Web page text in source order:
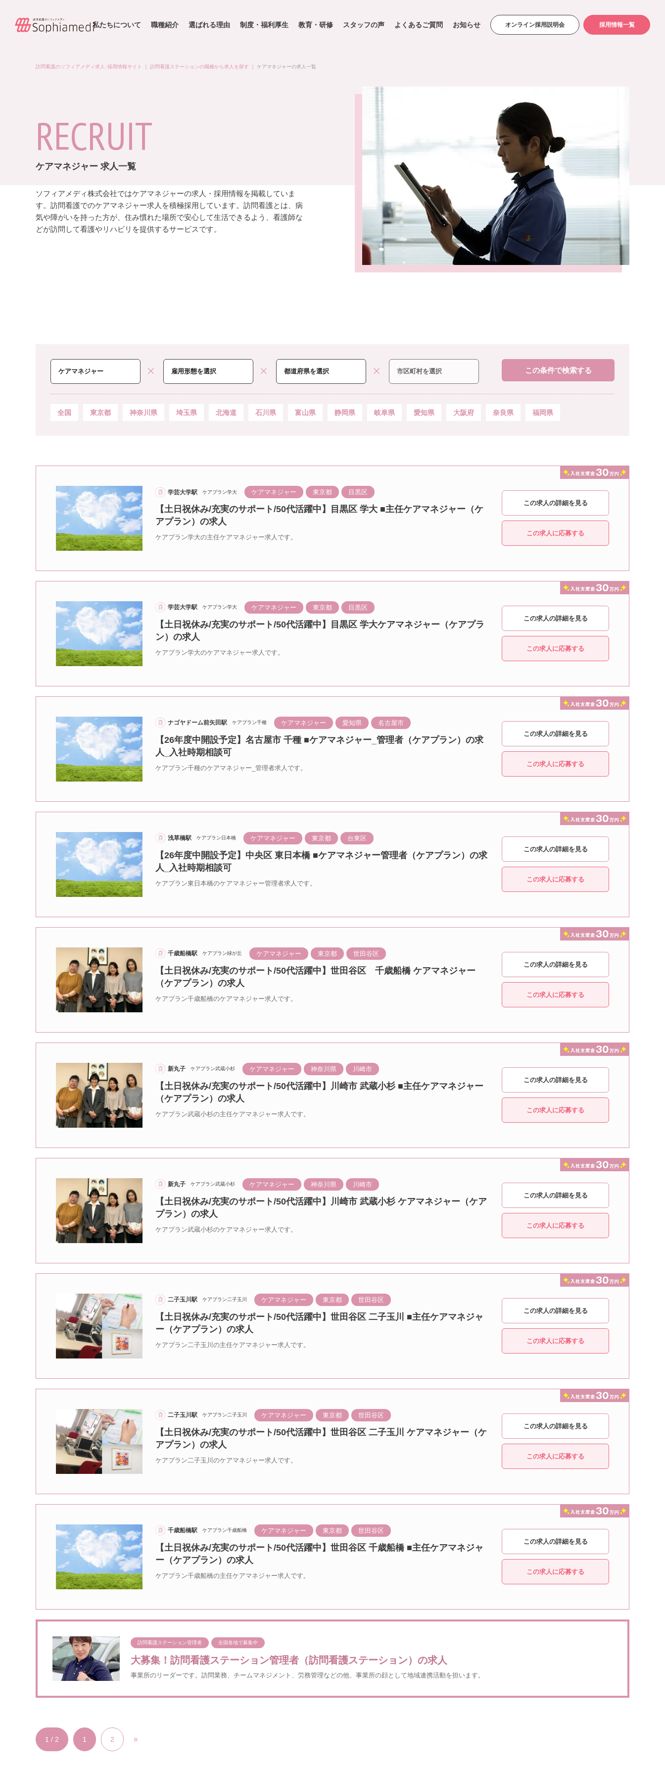
私たちについて 職種紹介 選ばれる理由 制度・福利厚生 教育・研修 スタッフの声 よくあるご質問 お知らせ オンライン採用説明会 採用情報一覧
訪問看護のソフィアメディ求人･採用情報サイト 訪問看護ステーションの職種から求人を探す ケアマネジャーの求人一覧
RECRUIT
ケアマネジャー 求人一覧
ソフィアメディ株式会社ではケアマネジャーの求人・採用情報を掲載していま
す。訪問看護でのケアマネジャー求人を積極採用しています。訪問看護とは、病
気や障がいを持った方が、住み慣れた場所で安心して生活できるよう、看護師な
どが訪問して看護やリハビリを提供するサービスです。
この条件で検索する
全国 東京都 神奈川県 埼玉県 北海道 石川県 富山県 静岡県 岐阜県 愛知県 大阪府 奈良県 福岡県
学芸大学駅 ケアプラン学大 ケアマネジャー 東京都 目黒区
【土日祝休み/充実のサポート/50代活躍中】目黒区 学大 ■主任ケアマネジャー（ケ
アプラン）の求人
ケアプラン学大の主任ケアマネジャー求人です。
この求人の詳細を見る
この求人に応募する
学芸大学駅 ケアプラン学大 ケアマネジャー 東京都 目黒区
【土日祝休み/充実のサポート/50代活躍中】目黒区 学大ケアマネジャー（ケアプラ
ン）の求人
ケアプラン学大のケアマネジャー求人です。
この求人の詳細を見る
この求人に応募する
ナゴヤドーム前矢田駅 ケアプラン千種 ケアマネジャー 愛知県 名古屋市
【26年度中開設予定】名古屋市 千種 ■ケアマネジャー_管理者（ケアプラン）の求
人_入社時期相談可
ケアプラン千種のケアマネジャー_管理者求人です。
この求人の詳細を見る
この求人に応募する
浅草橋駅 ケアプラン日本橋 ケアマネジャー 東京都 台東区
【26年度中開設予定】中央区 東日本橋 ■ケアマネジャー管理者（ケアプラン）の求
人_入社時期相談可
ケアプラン東日本橋のケアマネジャー管理者求人です。
この求人の詳細を見る
この求人に応募する
千歳船橋駅 ケアプラン緑が丘 ケアマネジャー 東京都 世田谷区
【土日祝休み/充実のサポート/50代活躍中】世田谷区 千歳船橋 ケアマネジャー
（ケアプラン）の求人
ケアプラン千歳船橋のケアマネジャー求人です。
この求人の詳細を見る
この求人に応募する
新丸子 ケアプラン武蔵小杉 ケアマネジャー 神奈川県 川崎市
【土日祝休み/充実のサポート/50代活躍中】川崎市 武蔵小杉 ■主任ケアマネジャー
（ケアプラン）の求人
ケアプラン武蔵小杉の主任ケアマネジャー求人です。
この求人の詳細を見る
この求人に応募する
新丸子 ケアプラン武蔵小杉 ケアマネジャー 神奈川県 川崎市
【土日祝休み/充実のサポート/50代活躍中】川崎市 武蔵小杉 ケアマネジャー（ケア
プラン）の求人
ケアプラン武蔵小杉のケアマネジャー求人です。
この求人の詳細を見る
この求人に応募する
二子玉川駅 ケアプラン二子玉川 ケアマネジャー 東京都 世田谷区
【土日祝休み/充実のサポート/50代活躍中】世田谷区 二子玉川 ■主任ケアマネジャ
ー（ケアプラン）の求人
ケアプラン二子玉川の主任ケアマネジャー求人です。
この求人の詳細を見る
この求人に応募する
二子玉川駅 ケアプラン二子玉川 ケアマネジャー 東京都 世田谷区
【土日祝休み/充実のサポート/50代活躍中】世田谷区 二子玉川 ケアマネジャー（ケ
アプラン）の求人
ケアプラン二子玉川のケアマネジャー求人です。
この求人の詳細を見る
この求人に応募する
千歳船橋駅 ケアプラン千歳船橋 ケアマネジャー 東京都 世田谷区
【土日祝休み/充実のサポート/50代活躍中】世田谷区 千歳船橋 ■主任ケアマネジャ
ー（ケアプラン）の求人
ケアプラン千歳船橋の主任ケアマネジャー求人です。
この求人の詳細を見る
この求人に応募する
訪問看護ステーション管理者 全国各地で募集中
大募集！訪問看護ステーション管理者（訪問看護ステーション）の求人
事業所のリーダーです。訪問業務、チームマネジメント、労務管理などの他、事業所の顔として地域連携活動を担います。
1 / 2 1 2 »